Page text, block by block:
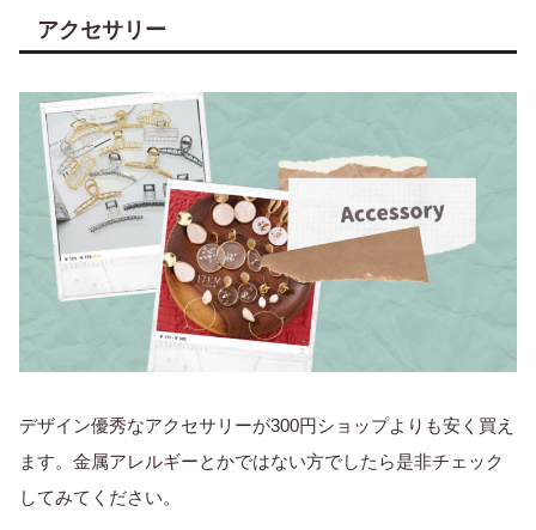
アクセサリー
デザイン優秀なアクセサリーが300円ショップよりも安く買え
ます。金属アレルギーとかではない方でしたら是非チェック
してみてください。